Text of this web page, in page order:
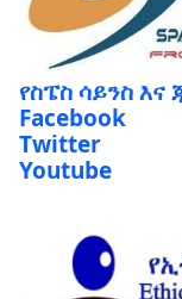
የስፔስ ሳይንስ
Facebook
Twitter
Youtube